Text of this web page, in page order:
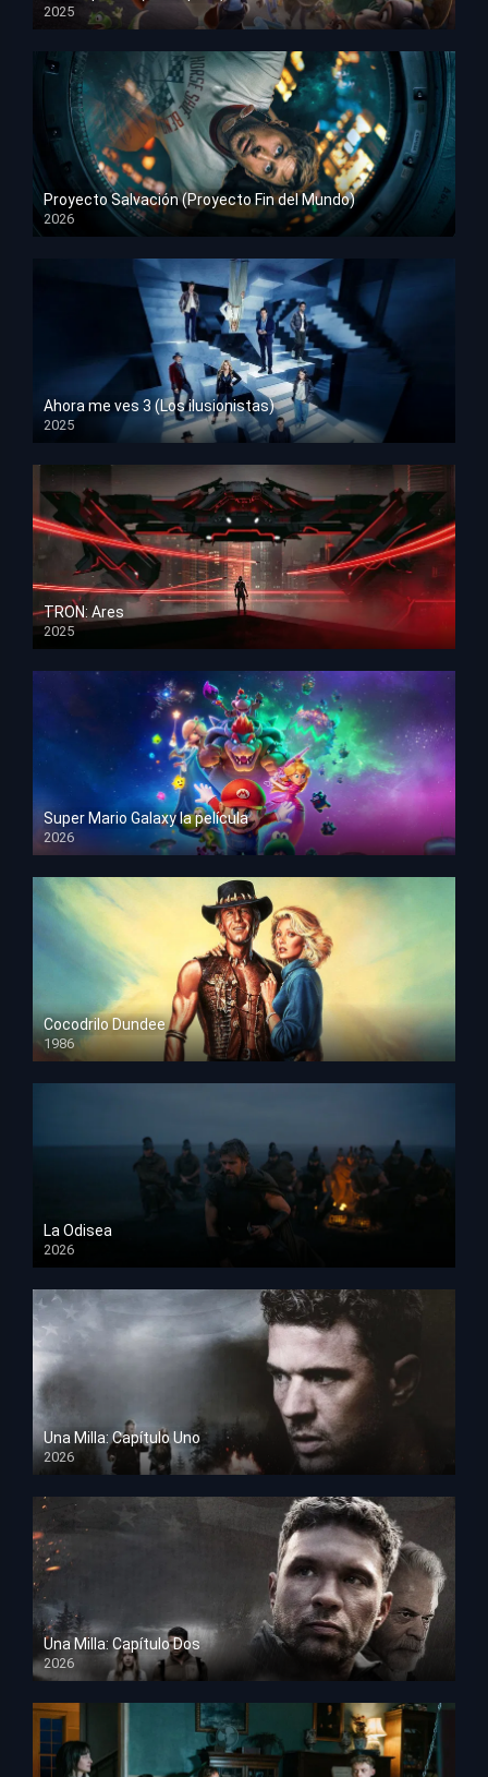
2025
HD 1080p
Proyecto Salvación (Proyecto Fin del Mundo)
2026
HD 1080p
Ahora me ves 3 (Los ilusionistas)
2025
HD 1080p
TRON: Ares
2025
HD 1080p
Super Mario Galaxy la película
2026
HD 1080p
Cocodrilo Dundee
1986
HD 1080p
La Odisea
2026
TS Screener
Una Milla: Capítulo Uno
2026
HD 1080p
Una Milla: Capítulo Dos
2026
HD 1080p